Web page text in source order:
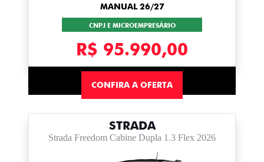
MANUAL 26/27
CNPJ E MICROEMPRESÁRIO
R$ 95.990,00
CONFIRA A OFERTA
STRADA
Strada Freedom Cabine Dupla 1.3 Flex 2026